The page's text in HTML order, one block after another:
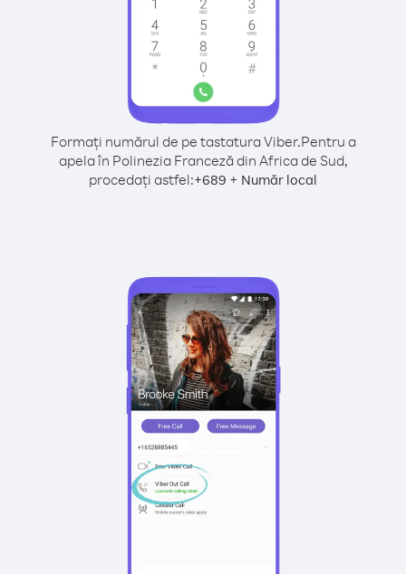
Formați numărul de pe tastatura Viber.Pentru a
apela în Polinezia Franceză din Africa de Sud,
procedați astfel:+689 + Număr local